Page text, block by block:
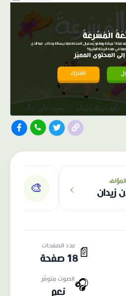
الْمُسْرِعَةُ
ميشة ومانغو يسعيان لاستعادتها ببسالة وذكاء، فما الذي
في هذه الرحلة المثيرة؟
المحتوى المميّز
اشترك
المؤلف
زيدان ›
🎨
📄
عدد الصفحات
18 صفحة
🎧الصوت متوفّر
نعم